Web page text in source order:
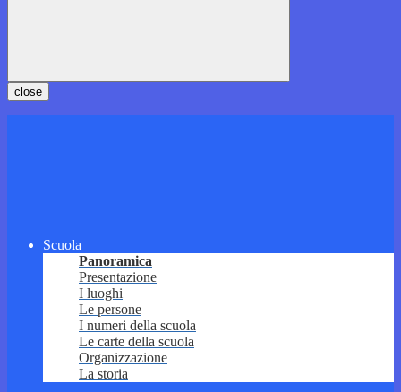
close
Scuola
Panoramica
Presentazione
I luoghi
Le persone
I numeri della scuola
Le carte della scuola
Organizzazione
La storia